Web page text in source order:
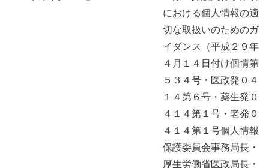
における個人情報の適
切な取扱いのためのガ
イダンス（平成２９年
４月１４日付け個情第
５３４号・医政発０４
１４第６号・薬生発０
４１４第１号・老発０
４１４第１号個人情報
保護委員会事務局長・
厚生労働省医政局長・